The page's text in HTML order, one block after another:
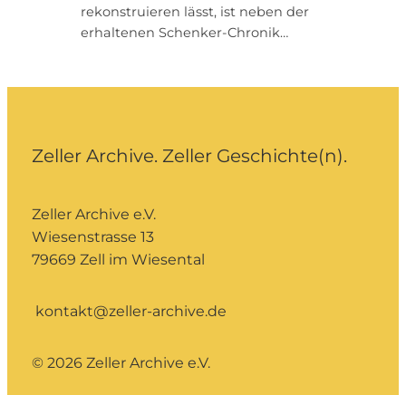
rekonstruieren lässt, ist neben der
erhaltenen Schenker-Chronik…
Zeller Archive. Zeller Geschichte(n).
Zeller Archive e.V.
Wiesenstrasse 13
79669 Zell im Wiesental
kontakt@zeller-archive.de
© 2026 Zeller Archive e.V.